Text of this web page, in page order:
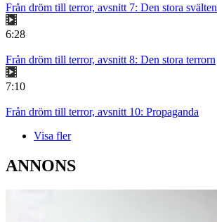
Från dröm till terror, avsnitt 7: Den stora svälten
6:28
Från dröm till terror, avsnitt 8: Den stora terrorn
7:10
Från dröm till terror, avsnitt 10: Propaganda
Visa fler
ANNONS